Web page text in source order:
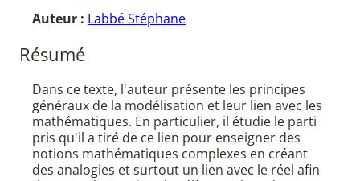
Auteur : Labbé Stéphane
Résumé
Dans ce texte, l'auteur présente les principes
généraux de la modélisation et leur lien avec les
mathématiques. En particulier, il étudie le parti
pris qu'il a tiré de ce lien pour enseigner des
notions mathématiques complexes en créant
des analogies et surtout un lien avec le réel afin